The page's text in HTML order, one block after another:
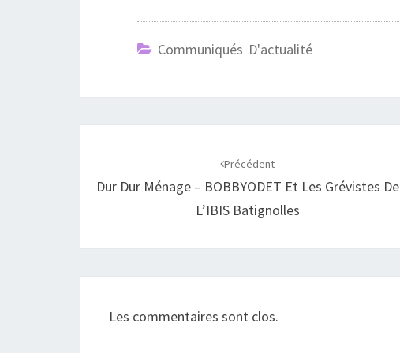
Communiqués D'actualité
Précédent
Dur Dur Ménage – BOBBYODET Et Les Grévistes De
L’IBIS Batignolles
Les commentaires sont clos.